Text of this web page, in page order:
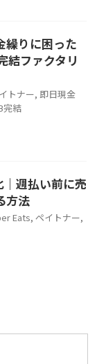
繰りに困った
結ファクタリ
トナー, 即日現金
完結
週払い前に売
方法
Eats, ペイトナー,